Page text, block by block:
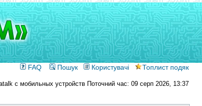
FAQ Пошук Користувачі Топлист подяк
Поточний час: 09 серп 2026, 13:37